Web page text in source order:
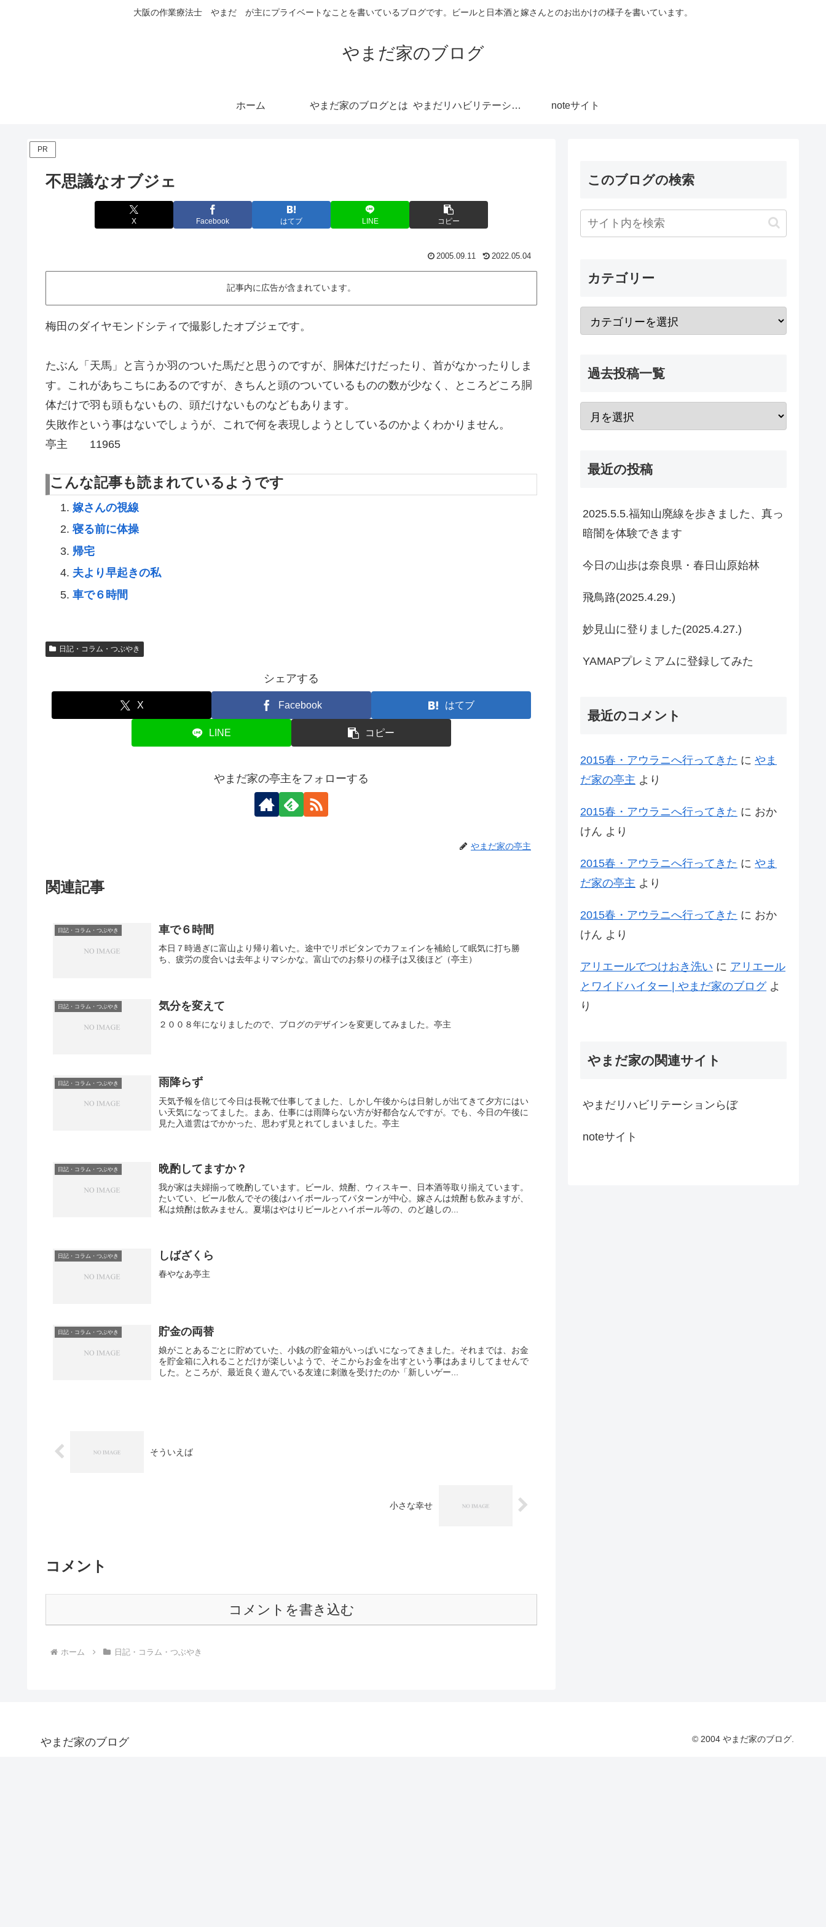
大阪の作業療法士 やまだ が主にプライベートなことを書いているブログです。ビールと日本酒と嫁さんとのお出かけの様子を書いています。
やまだ家のブログ
ホーム やまだ家のブログとは やまだリハビリテーションらぼ noteサイト
PR
不思議なオブジェ
X Facebook はてブ LINE コピー
2005.09.11 2022.05.04
記事内に広告が含まれています。
梅田のダイヤモンドシティで撮影したオブジェです。
たぶん「天馬」と言うか羽のついた馬だと思うのですが、胴体だけだったり、首がなかったりしま
す。これがあちこちにあるのですが、きちんと頭のついているものの数が少なく、ところどころ胴
体だけで羽も頭もないもの、頭だけないものなどもあります。
失敗作という事はないでしょうが、これで何を表現しようとしているのかよくわかりません。
亭主 11965
こんな記事も読まれているようです
嫁さんの視線
寝る前に体操
帰宅
夫より早起きの私
車で６時間
日記・コラム・つぶやき
シェアする
X Facebook はてブ
LINE コピー
やまだ家の亭主をフォローする
やまだ家の亭主
関連記事
日記・コラム・つぶやき 車で６時間
本日７時過ぎに富山より帰り着いた。途中でリポビタンでカフェインを補給して眠気に打ち勝
ち、疲労の度合いは去年よりマシかな。富山でのお祭りの様子は又後ほど（亭主）
日記・コラム・つぶやき 気分を変えて
２００８年になりましたので、ブログのデザインを変更してみました。亭主
日記・コラム・つぶやき 雨降らず
天気予報を信じて今日は長靴で仕事してました、しかし午後からは日射しが出てきて夕方にはい
い天気になってました。まあ、仕事には雨降らない方が好都合なんですが。でも、今日の午後に
見た入道雲はでかかった、思わず見とれてしまいました。亭主
日記・コラム・つぶやき 晩酌してますか？
我が家は夫婦揃って晩酌しています。ビール、焼酎、ウィスキー、日本酒等取り揃えています。
たいてい、ビール飲んでその後はハイボールってパターンが中心。嫁さんは焼酎も飲みますが、
私は焼酎は飲みません。夏場はやはりビールとハイボール等の、のど越しの...
日記・コラム・つぶやき しばざくら
春やなあ亭主
日記・コラム・つぶやき 貯金の両替
娘がことあるごとに貯めていた、小銭の貯金箱がいっぱいになってきました。それまでは、お金
を貯金箱に入れることだけが楽しいようで、そこからお金を出すという事はあまりしてませんで
した。ところが、最近良く遊んでいる友達に刺激を受けたのか「新しいゲー...
そういえば
小さな幸せ
コメント
コメントを書き込む
ホーム 日記・コラム・つぶやき
このブログの検索
カテゴリー
過去投稿一覧
最近の投稿
2025.5.5.福知山廃線を歩きました、真っ
暗闇を体験できます
今日の山歩は奈良県・春日山原始林
飛鳥路(2025.4.29.)
妙見山に登りました(2025.4.27.)
YAMAPプレミアムに登録してみた
最近のコメント
2015春・アウラニへ行ってきた に やま
だ家の亭主 より
2015春・アウラニへ行ってきた に おか
けん より
2015春・アウラニへ行ってきた に やま
だ家の亭主 より
2015春・アウラニへ行ってきた に おか
けん より
アリエールでつけおき洗い に アリエール
とワイドハイター | やまだ家のブログよ
り
やまだ家の関連サイト
やまだリハビリテーションらぼ
noteサイト
やまだ家のブログ © 2004 やまだ家のブログ.